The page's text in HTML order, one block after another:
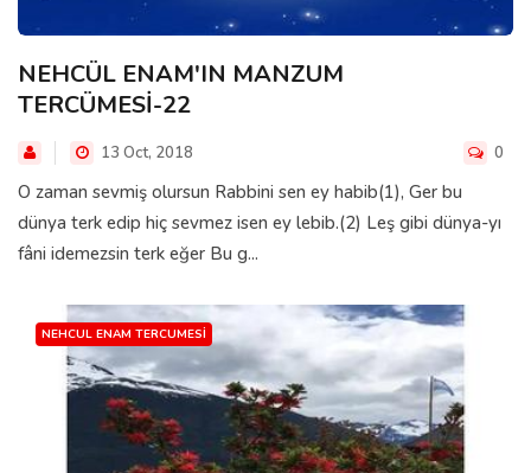
NEHCÜL ENAM'IN MANZUM
TERCÜMESİ-22
13 Oct, 2018 0
O zaman sevmiş olursun Rabbini sen ey habib(1), Ger bu
dünya terk edip hiç sevmez isen ey lebib.(2) Leş gibi dünya-yı
fâni idemezsin terk eğer Bu g...
NEHCUL ENAM TERCUMESI